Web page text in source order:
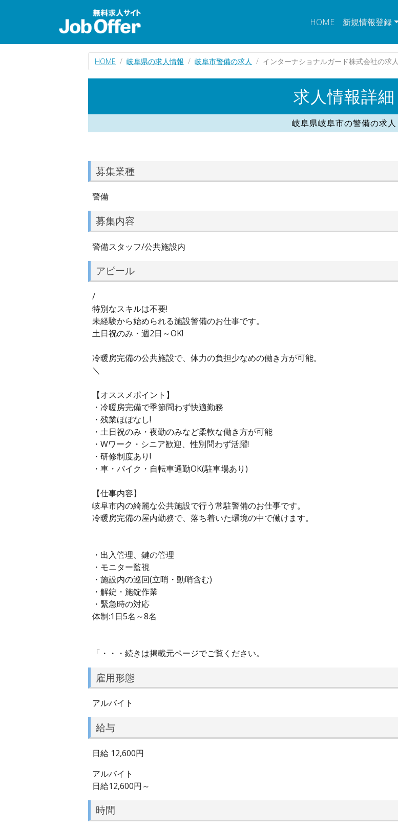
HOME 新規情報登録
HOME 岐阜県の求人情報 岐阜市警備の求人 インターナショナルガード株式会社の求人
求人情報詳細
岐阜県岐阜市の警備の求人
募集業種
警備
募集内容
警備スタッフ/公共施設内
アピール
/
特別なスキルは不要!
未経験から始められる施設警備のお仕事です。
土日祝のみ・週2日～OK!
冷暖房完備の公共施設で、体力の負担少なめの働き方が可能。
＼
【オススメポイント】
・冷暖房完備で季節問わず快適勤務
・残業ほぼなし!
・土日祝のみ・夜勤のみなど柔軟な働き方が可能
・Wワーク・シニア歓迎、性別問わず活躍!
・研修制度あり!
・車・バイク・自転車通勤OK(駐車場あり)
【仕事内容】
岐阜市内の綺麗な公共施設で行う常駐警備のお仕事です。
冷暖房完備の屋内勤務で、落ち着いた環境の中で働けます。
・出入管理、鍵の管理
・モニター監視
・施設内の巡回(立哨・動哨含む)
・解錠・施錠作業
・緊急時の対応
体制:1日5名～8名
「・・・続きは掲載元ページでご覧ください。
雇用形態
アルバイト
給与
日給 12,600円
アルバイト
日給12,600円～
時間